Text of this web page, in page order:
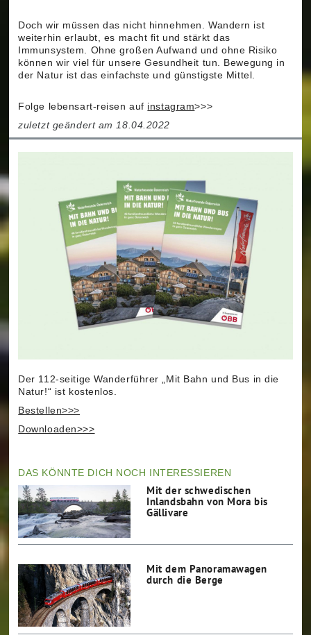
Doch wir müssen das nicht hinnehmen. Wandern ist
weiterhin erlaubt, es macht fit und stärkt das
Immunsystem. Ohne großen Aufwand und ohne Risiko
können wir viel für unsere Gesundheit tun. Bewegung in
der Natur ist das einfachste und günstigste Mittel.
Folge lebensart-reisen auf instagram>>>
zuletzt geändert am 18.04.2022
Der 112-seitige Wanderführer „Mit Bahn und Bus in die
Natur!“ ist kostenlos.
Bestellen>>>
Downloaden>>>
DAS KÖNNTE DICH NOCH INTERESSIEREN
Mit der schwedischen
Inlandsbahn von Mora bis
Gällivare
Mit dem Panoramawagen
durch die Berge